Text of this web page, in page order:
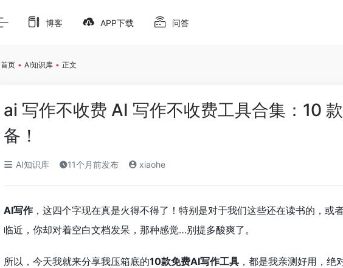
博客 APP下载 问答
首页 • AI知识库 • 正文
ai 写作不收费 AI 写作不收费工具合集：10
备！
AI知识库 11个月前发布 xiaohe
AI写作，这四个字现在真是火得不得了！特别是对于我们这些还在读书的，或
临近，你却对着空白文档发呆，那种感觉…别提多酸爽了。
所以，今天我就来分享我压箱底的10款免费AI写作工具 ，都是我亲测好用，绝